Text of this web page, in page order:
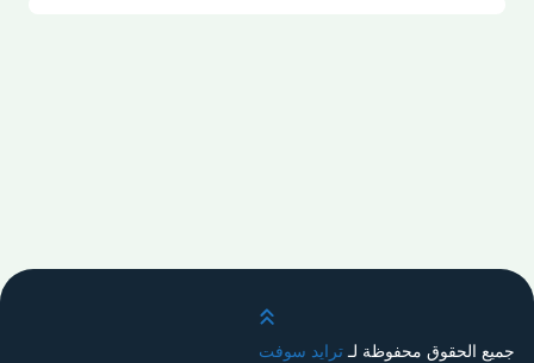
قم بالتمرير لأعلى
جميع الحقوق محفوظة لـترايد سوفت